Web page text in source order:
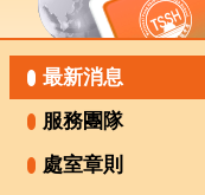
最新消息
服務團隊
處室章則